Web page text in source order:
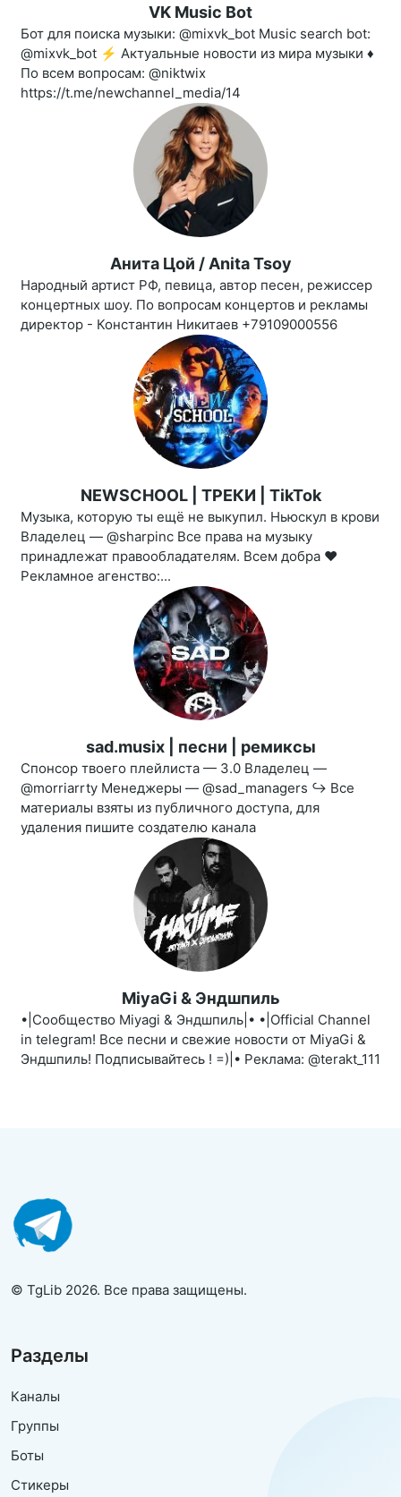
VK Music Bot
Бот для поиска музыки: @mixvk_bot Music search bot:
@mixvk_bot ⚡️ Актуальные новости из мира музыки ♦️
По всем вопросам: @niktwix
https://t.me/newchannel_media/14
Анита Цой / Anita Tsoy
Народный артист РФ, певица, автор песен, режиссер
концертных шоу. По вопросам концертов и рекламы
директор - Константин Никитаев +79109000556
NEWSCHOOL | ТРЕКИ | TikTok
Музыка, которую ты ещё не выкупил. Ньюскул в крови
Владелец — @sharpinc Все права на музыку
принадлежат правообладателям. Всем добра ❤️
Рекламное агенство:...
sad.musix | песни | ремиксы
Спонсор твоего плейлиста — 3.0 Владелец —
@morriarrty Менеджеры — @sad_managers ↪️ Все
материалы взяты из публичного доступа, для
удаления пишите создателю канала
MiyaGi & Эндшпиль
•|Сообщество Miyagi & Эндшпиль|• •|Official Channel
in telegram! Все песни и свежие новости от МiуaGi &
Эндшпиль! Подписывайтесь ! =)|• Реклама: @terakt_111
© TgLib 2026. Все права защищены.
Разделы
Каналы
Группы
Боты
Стикеры